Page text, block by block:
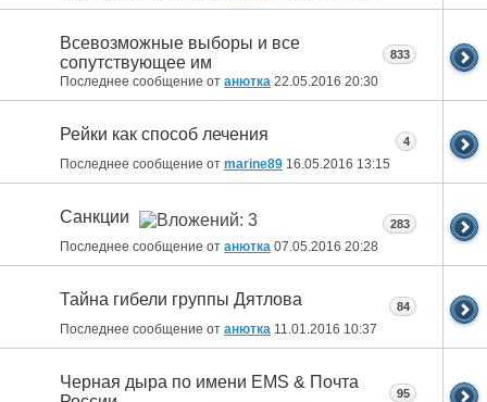
Всевозможные выборы и все
сопутствующее им
Последнее сообщение от анютка 22.05.2016 20:30
833
Рейки как способ лечения
Последнее сообщение от marine89 16.05.2016 13:15
4
Санкции
Последнее сообщение от анютка 07.05.2016 20:28
283
Тайна гибели группы Дятлова
Последнее сообщение от анютка 11.01.2016 10:37
84
Черная дыра по имени EMS & Почта
95